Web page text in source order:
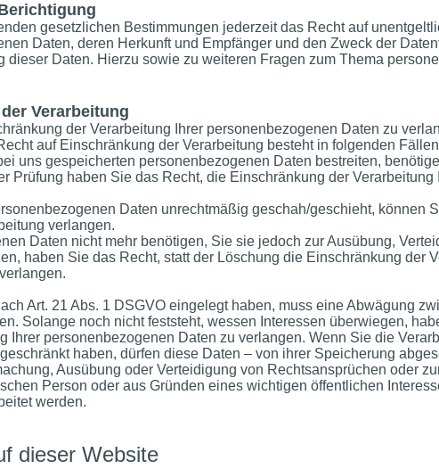
gesetzlichen Bestimmungen jederzeit das Recht auf
Daten, deren Herkunft und Empfänger und den Zweck der
dieser Daten. Hierzu sowie zu weiteren Fragen zum Thema
Verarbeitung
der Verarbeitung Ihrer personenbezogenen Daten zu
auf Einschränkung der Verarbeitung besteht in folgenden
uns gespeicherten personenbezogenen Daten bestreiten,
Prüfung haben Sie das Recht, die Einschränkung der
Daten unrechtmäßig geschah/geschieht, können
verlangen.
Daten nicht mehr benötigen, Sie sie jedoch zur Ausübung,
haben Sie das Recht, statt der Löschung die Einschränkung der
Art. 21 Abs. 1 DSGVO eingelegt haben, muss eine Abwägung
Solange noch nicht feststeht, wessen Interessen überwiegen,
Ihrer personenbezogenen Daten zu verlangen. Wenn Sie die
haben, dürfen diese Daten – von ihrer Speicherung
Ausübung oder Verteidigung von Rechtsansprüchen oder
Person oder aus Gründen eines wichtigen öffentlichen
werden.
dieser Website